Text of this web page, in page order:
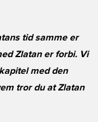
tid samme er
Zlatan er forbi. Vi
med den
tror du at Zlatan